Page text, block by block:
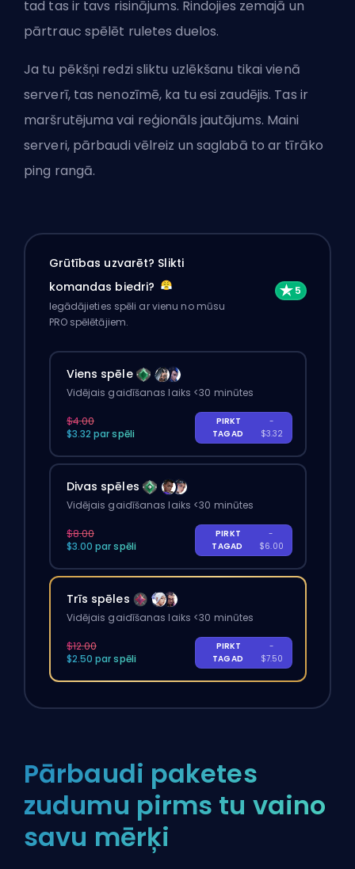
tad tas ir tavs risinājums. Rindojies zemajā un
pārtrauc spēlēt ruletes duelos.
Ja tu pēkšņi redzi sliktu uzlēkšanu tikai vienā
serverī, tas nenozīmē, ka tu esi zaudējis. Tas ir
maršrutējuma vai reģionāls jautājums. Maini
serveri, pārbaudi vēlreiz un saglabā to ar tīrāko
ping rangā.
Grūtības uzvarēt? Slikti
komandas biedri?
Iegādājieties spēli ar vienu no mūsu
PRO spēlētājiem.
Viens spēle
Vidējais gaidīšanas laiks <30 minūtes
$4.00
$3.32 par spēli
PIRKT
TAGAD
-
$3.32
Divas spēles
Vidējais gaidīšanas laiks <30 minūtes
$8.00
$3.00 par spēli
PIRKT
TAGAD
-
$6.00
Trīs spēles
Vidējais gaidīšanas laiks <30 minūtes
$12.00
$2.50 par spēli
PIRKT
TAGAD
-
$7.50
Pārbaudi paketes
zudumu pirms tu vaino
savu mērķi